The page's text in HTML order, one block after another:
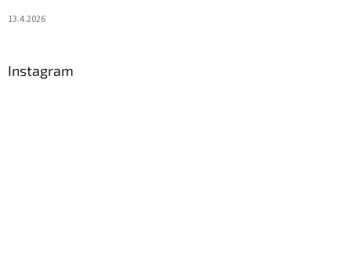
13.4.2026
Instagram